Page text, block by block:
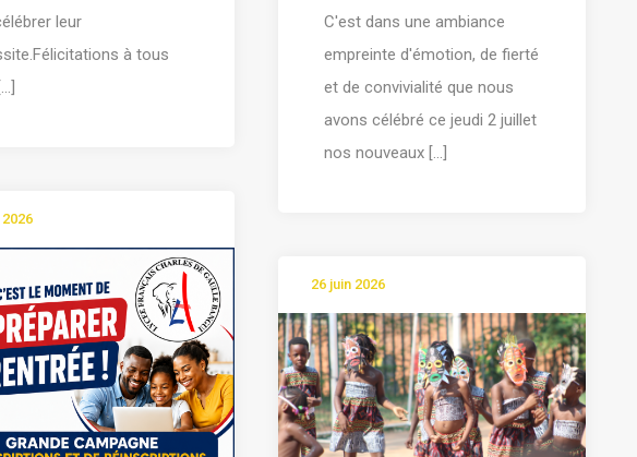
leur
à tous
C'est dans une ambiance
empreinte d'émotion, de fierté
et de convivialité que nous
avons célébré ce jeudi 2 juillet
nos nouveaux [...]
26 juin 2026